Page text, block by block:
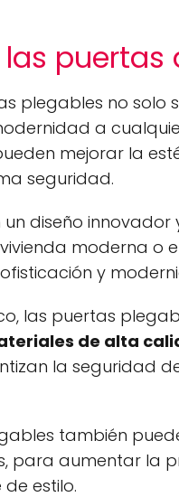
puertas
plegables no solo
a
mejorar la
seguridad.
diseño
moderna o
y
las puertas
de alta
la seguridad
también
para aumentar la
estilo.